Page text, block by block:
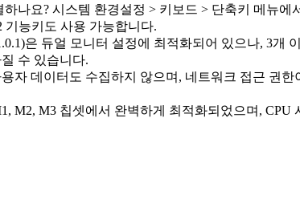
나요? 시스템 환경설정 > 키보드 > 단축키 메뉴
기능키도 사용 가능합니다.
은 듀얼 모니터 설정에 최적화되어 있으나, 3개
수 있습니다.
자 데이터도 수집하지 않으며, 네트워크 접근 권
M2, M3 칩셋에서 완벽하게 최적화되었으며,